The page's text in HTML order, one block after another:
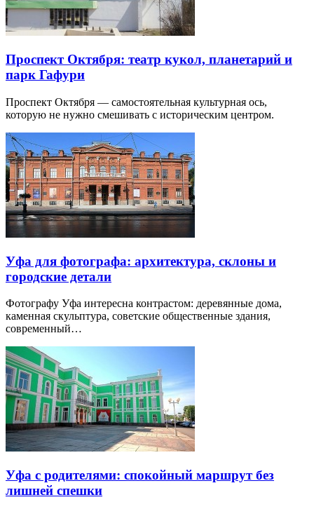
Проспект Октября: театр кукол, планетарий и
парк Гафури
Проспект Октября — самостоятельная культурная ось,
которую не нужно смешивать с историческим центром.
Уфа для фотографа: архитектура, склоны и
городские детали
Фотографу Уфа интересна контрастом: деревянные дома,
каменная скульптура, советские общественные здания,
современный…
Уфа с родителями: спокойный маршрут без
лишней спешки